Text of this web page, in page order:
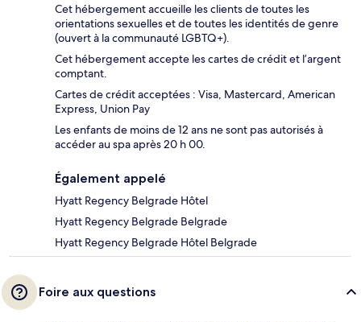
Cet hébergement accueille les clients de toutes les
orientations sexuelles et de toutes les identités de genre
(ouvert à la communauté LGBTQ+).
Cet hébergement accepte les cartes de crédit et l’argent
comptant.
Cartes de crédit acceptées : Visa, Mastercard, American
Express, Union Pay
Les enfants de moins de 12 ans ne sont pas autorisés à
accéder au spa après 20 h 00.
Également appelé
Hyatt Regency Belgrade Hôtel
Hyatt Regency Belgrade Belgrade
Hyatt Regency Belgrade Hôtel Belgrade
Foire aux questions